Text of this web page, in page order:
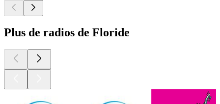
Plus de radios de Floride